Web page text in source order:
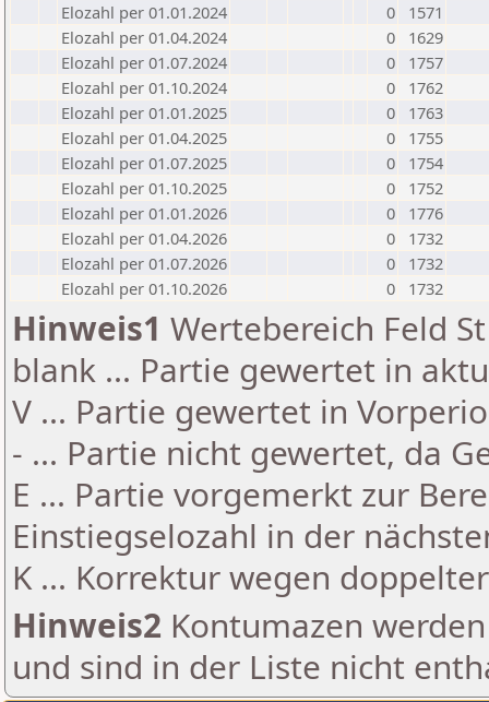
Elozahl per 01.01.2024
0
1571
Elozahl per 01.04.2024
0
1629
Elozahl per 01.07.2024
0
1757
Elozahl per 01.10.2024
0
1762
Elozahl per 01.01.2025
0
1763
Elozahl per 01.04.2025
0
1755
Elozahl per 01.07.2025
0
1754
Elozahl per 01.10.2025
0
1752
Elozahl per 01.01.2026
0
1776
Elozahl per 01.04.2026
0
1732
Elozahl per 01.07.2026
0
1732
Elozahl per 01.10.2026
0 1732
Hinweis1 Wertebereich Feld
blank ... Partie gewertet in
V ... Partie gewertet in
- ... Partie nicht gewertet, da
E ... Partie vorgemerkt zur
Einstiegselozahl in der
K ... Korrektur wegen
Hinweis2 Kontumazen
und sind in der Liste nicht